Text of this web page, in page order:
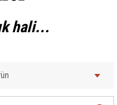
hali...